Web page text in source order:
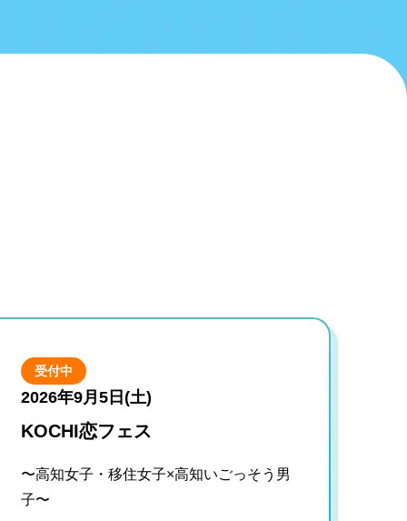
受付中
2026年9月5日(土)
KOCHI恋フェス
〜高知女子・移住女子×高知いごっそう男
子〜